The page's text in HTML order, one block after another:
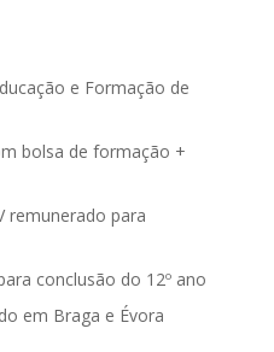
e Formação de
bolsa de formação +
remunerado para
conclusão do 12º ano
em Braga e Évora